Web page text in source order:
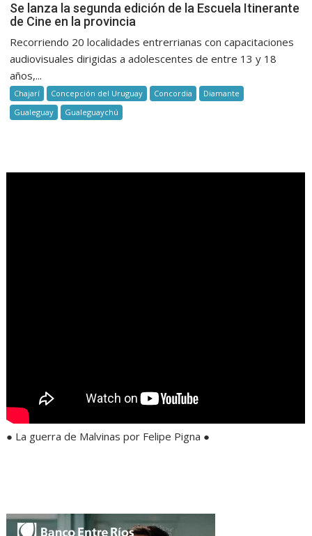
Se lanza la segunda edición de la Escuela Itinerante
de Cine en la provincia
Recorriendo 20 localidades entrerrianas con capacitaciones
audiovisuales dirigidas a adolescentes de entre 13 y 18
años,...
Chajarí Concepción del Uruguay Concordia
Diamante
Gualeguay
Gualeguaychú
● La guerra de Malvinas por Felipe Pigna ●